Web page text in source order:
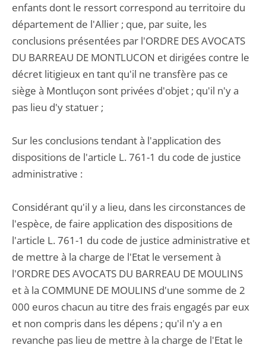
enfants dont le ressort correspond au territoire du
département de l'Allier ; que, par suite, les
conclusions présentées par l'ORDRE DES AVOCATS
DU BARREAU DE MONTLUCON et dirigées contre le
décret litigieux en tant qu'il ne transfère pas ce
siège à Montluçon sont privées d'objet ; qu'il n'y a
pas lieu d'y statuer ;
Sur les conclusions tendant à l'application des
dispositions de l'article L. 761-1 du code de justice
administrative :
Considérant qu'il y a lieu, dans les circonstances de
l'espèce, de faire application des dispositions de
l'article L. 761-1 du code de justice administrative et
de mettre à la charge de l'Etat le versement à
l'ORDRE DES AVOCATS DU BARREAU DE MOULINS
et à la COMMUNE DE MOULINS d'une somme de 2
000 euros chacun au titre des frais engagés par eux
et non compris dans les dépens ; qu'il n'y a en
revanche pas lieu de mettre à la charge de l'Etat le